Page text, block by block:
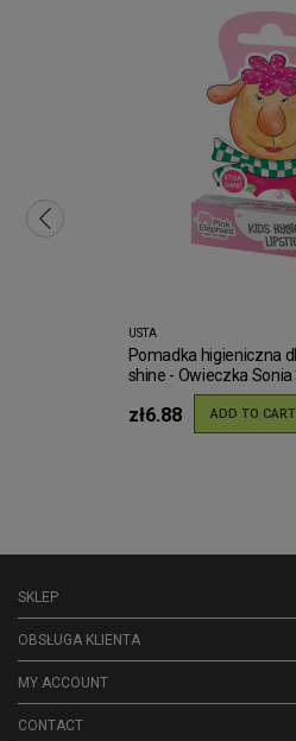
USTA
Pomadka higieniczna
shine - Owieczka Sonia
zł6.88 ADD TO CART
SKLEP
OBSŁUGA KLIENTA
MY ACCOUNT
CONTACT